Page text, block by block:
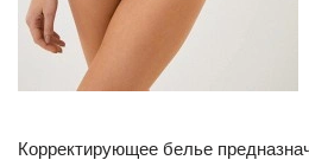
Корректирующее белье